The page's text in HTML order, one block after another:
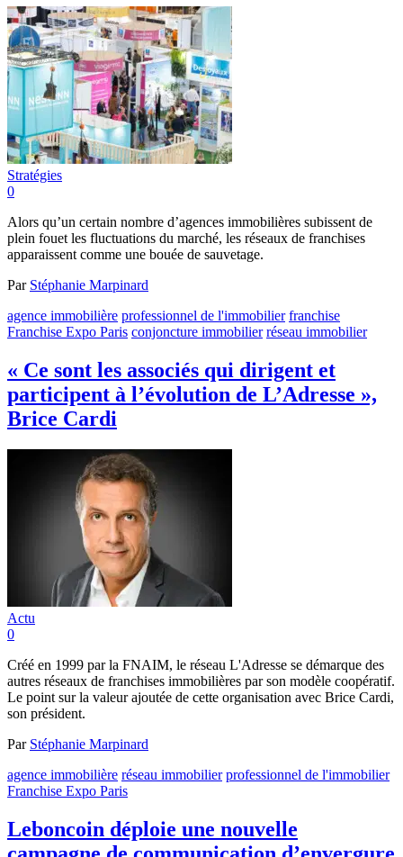
Stratégies
0
Alors qu’un certain nombre d’agences immobilières subissent de
plein fouet les fluctuations du marché, les réseaux de franchises
apparaissent comme une bouée de sauvetage.
Par Stéphanie Marpinard
agence immobilière professionnel de l'immobilier franchise
Franchise Expo Paris conjoncture immobilier réseau immobilier
« Ce sont les associés qui dirigent et
participent à l’évolution de L’Adresse »,
Brice Cardi
Actu
0
Créé en 1999 par la FNAIM, le réseau L'Adresse se démarque des
autres réseaux de franchises immobilières par son modèle coopératif.
Le point sur la valeur ajoutée de cette organisation avec Brice Cardi,
son président.
Par Stéphanie Marpinard
agence immobilière réseau immobilier professionnel de l'immobilier
Franchise Expo Paris
Leboncoin déploie une nouvelle